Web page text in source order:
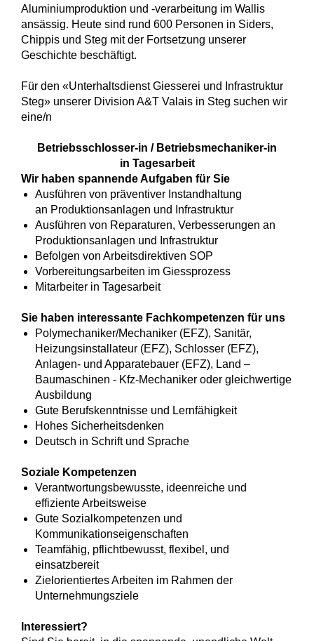
Aluminiumproduktion und -verarbeitung im Wallis
ansässig. Heute sind rund 600 Personen in Siders,
Chippis und Steg mit der Fortsetzung unserer
Geschichte beschäftigt.
Für den «Unterhaltsdienst Giesserei und Infrastruktur
Steg» unserer Division A&T Valais in Steg suchen wir
eine/n
Betriebsschlosser-in / Betriebsmechaniker-in
in Tagesarbeit
Wir haben spannende Aufgaben für Sie
Ausführen von präventiver Instandhaltung
an Produktionsanlagen und Infrastruktur
Ausführen von Reparaturen, Verbesserungen an
Produktionsanlagen und Infrastruktur
Befolgen von Arbeitsdirektiven SOP
Vorbereitungsarbeiten im Giessprozess
Mitarbeiter in Tagesarbeit
Sie haben interessante Fachkompetenzen für uns
Polymechaniker/Mechaniker (EFZ), Sanitär,
Heizungsinstallateur (EFZ), Schlosser (EFZ),
Anlagen- und Apparatebauer (EFZ), Land –
Baumaschinen - Kfz-Mechaniker oder gleichwertige
Ausbildung
Gute Berufskenntnisse und Lernfähigkeit
Hohes Sicherheitsdenken
Deutsch in Schrift und Sprache
Soziale Kompetenzen
Verantwortungsbewusste, ideenreiche und
effiziente Arbeitsweise
Gute Sozialkompetenzen und
Kommunikationseigenschaften
Teamfähig, pflichtbewusst, flexibel, und
einsatzbereit
Zielorientiertes Arbeiten im Rahmen der
Unternehmungsziele
Interessiert?